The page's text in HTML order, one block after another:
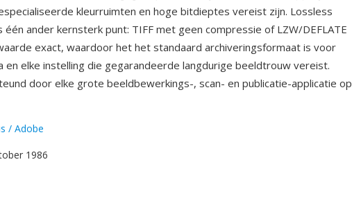
kleurruimten en hoge bitdieptes vereist zijn. Lossless
één ander kernsterk punt: TIFF met geen compressie of LZW/DEFLATE
exact, waardoor het het standaard archiveringsformaat is voor
en elke instelling die gegarandeerde langdurige beeldtrouw vereist.
door elke grote beeldbewerkings-, scan- en publicatie-applicatie op
/ Adobe
1986